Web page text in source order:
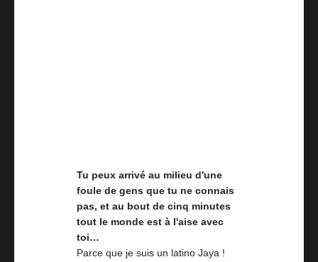
Tu peux arrivé au milieu d'une
foule de gens que tu ne connais
pas, et au bout de cinq minutes
tout le monde est à l'aise avec
toi…
Parce que je suis un latino Jaya !